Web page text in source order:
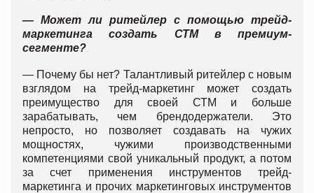
— Может ли ритейлер с помощью трейд-
маркетинга создать СТМ в премиум-
сегменте?
— Почему бы нет? Талантливый ритейлер с новым
взглядом на трейд-маркетинг может создать
преимущество для своей СТМ и больше
зарабатывать, чем брендодержатели. Это
непросто, но позволяет создавать на чужих
мощностях, чужими производственными
компетенциями свой уникальный продукт, а потом
за счет применения инструментов трейд-
маркетинга и прочих маркетинговых инструментов